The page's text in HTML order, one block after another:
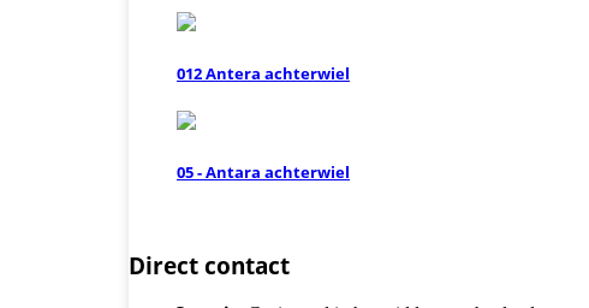
012 Antera achterwiel
05 - Antara achterwiel
Direct contact